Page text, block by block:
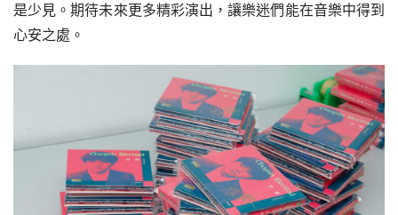
是少見。期待未來更多精彩演出，讓樂迷們能在音樂中得到
心安之處。